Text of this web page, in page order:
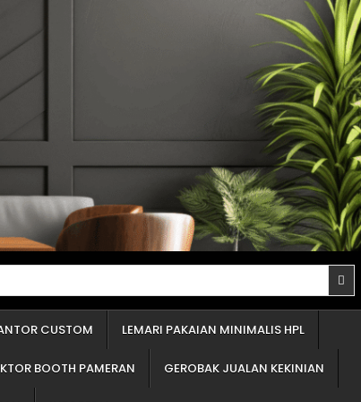
CUSTOM LEMARI PAKAIAN MINIMALIS HPL
BOOTH PAMERAN GEROBAK JUALAN KEKINIAN